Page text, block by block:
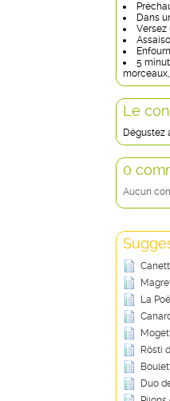
Dans
Versez
5
Le
Dégustez
0
Aucun
La
Rösti
Duo